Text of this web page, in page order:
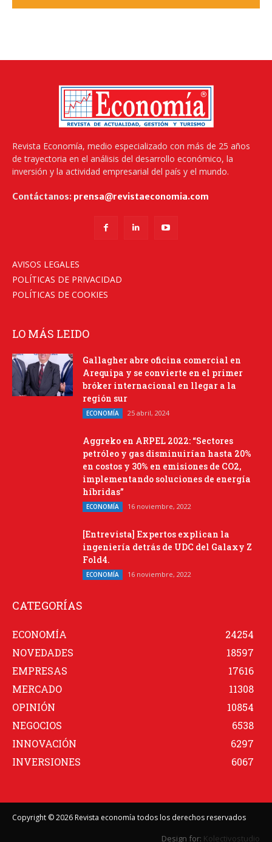
Revista Economía, medio especializado con más de 25 años
de trayectoria en el análisis del desarrollo económico, la
inversión y la actividad empresarial del país y el mundo.
Contáctanos: prensa@revistaeconomia.com
AVISOS LEGALES
POLÍTICAS DE PRIVACIDAD
POLÍTICAS DE COOKIES
LO MÁS LEIDO
Gallagher abre oficina comercial en
Arequipa y se convierte en el primer
bróker internacional en llegar a la
región sur
ECONOMÍA 25 abril, 2024
Aggreko en ARPEL 2022: “Sectores
petróleo y gas disminuirían hasta 20%
en costos y 30% en emisiones de CO2,
implementando soluciones de energía
híbridas”
ECONOMÍA 16 noviembre, 2022
[Entrevista] Expertos explican la
ingeniería detrás de UDC del Galaxy Z
Fold4.
ECONOMÍA 16 noviembre, 2022
CATEGORÍAS
ECONOMÍA
24254
NOVEDADES
18597
EMPRESAS
17616
MERCADO
11308
OPINIÓN
10854
NEGOCIOS
6538
INNOVACIÓN
6297
INVERSIONES
6067
Copyright © 2026 Revista economía todos los derechos reservados
Design for: Kolectivostudio